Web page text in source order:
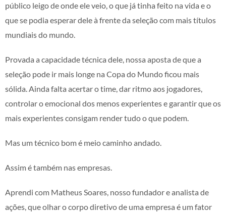
público leigo de onde ele veio, o que já tinha feito na vida e o
que se podia esperar dele à frente da seleção com mais títulos
mundiais do mundo.
Provada a capacidade técnica dele, nossa aposta de que a
seleção pode ir mais longe na Copa do Mundo ficou mais
sólida. Ainda falta acertar o time, dar ritmo aos jogadores,
controlar o emocional dos menos experientes e garantir que os
mais experientes consigam render tudo o que podem.
Mas um técnico bom é meio caminho andado.
Assim é também nas empresas.
Aprendi com Matheus Soares, nosso fundador e analista de
ações, que olhar o corpo diretivo de uma empresa é um fator